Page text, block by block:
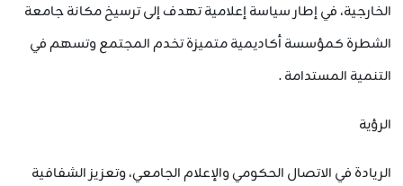
الخارجية، في إطار سياسة إعلامية تهدف إلى ترسيخ مكانة جامعة
الشطرة كمؤسسة أكاديمية متميزة تخدم المجتمع وتسهم في
التنمية المستدامة .
الرؤية
الريادة في الاتصال الحكومي والإعلام الجامعي، وتعزيز الشفافية